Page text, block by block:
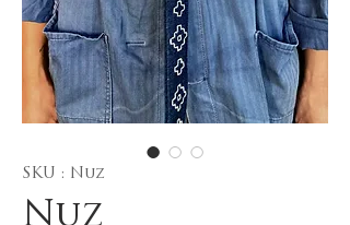
SKU : Nuz
Nuz